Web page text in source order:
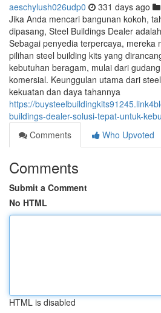
aeschylush026udp0 331 days ago
Jika Anda mencari bangunan kokoh,
dipasang, Steel Buildings Dealer
Sebagai penyedia terpercaya, mereka
pilihan steel building kits yang
kebutuhan beragam, mulai dari
komersial. Keunggulan utama dari
kekuatan dan daya tahannya
https://
buildings-dealer-solusi-tepat-untuk-
Comments
Who Upvoted
Comments
Submit a Comment
No HTML
HTML is disabled